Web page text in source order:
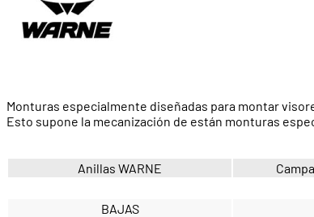
Monturas especialmente diseñadas para montar
Esto supone la mecanización de están monturas
Anillas WARNE
BAJAS